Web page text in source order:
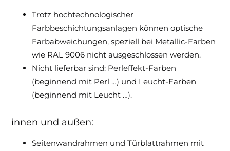
Trotz hochtechnologischer
Farbbeschichtungsanlagen können optische
Farbabweichungen, speziell bei Metallic-Farben
wie RAL 9006 nicht ausgeschlossen werden.
Nicht lieferbar sind: Perleffekt-Farben
(beginnend mit Perl …) und Leucht-Farben
(beginnend mit Leucht …).
innen und außen:
Seitenwandrahmen und Türblattrahmen mit